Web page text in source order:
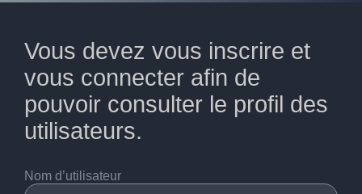
Vous devez vous inscrire et
vous connecter afin de
pouvoir consulter le profil des
utilisateurs.
Nom d’utilisateur